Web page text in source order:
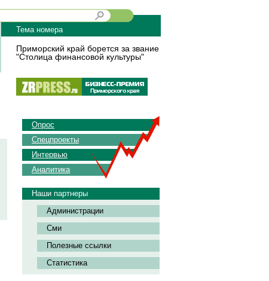
Тема номера
Приморский край борется за звание
"Столица финансовой культуры"
Опрос
Спецпроекты
Интервью
Аналитика
Наши партнеры
Администрации
Сми
Полезные ссылки
Статистика